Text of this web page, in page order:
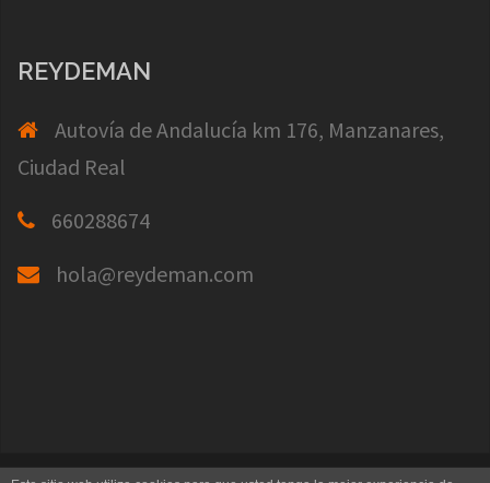
REYDEMAN
Autovía de Andalucía km 176, Manzanares,
Ciudad Real
660288674
hola@reydeman.com